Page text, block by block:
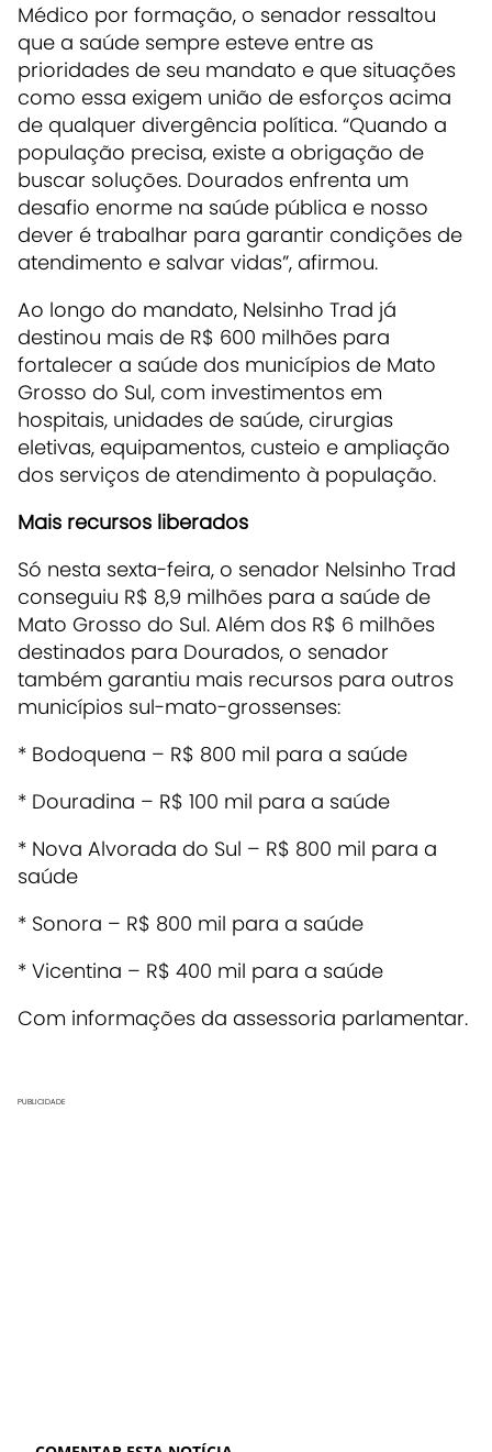
Médico por formação, o senador ressaltou
que a saúde sempre esteve entre as
prioridades de seu mandato e que situações
como essa exigem união de esforços acima
de qualquer divergência política. “Quando a
população precisa, existe a obrigação de
buscar soluções. Dourados enfrenta um
desafio enorme na saúde pública e nosso
dever é trabalhar para garantir condições de
atendimento e salvar vidas”, afirmou.
Ao longo do mandato, Nelsinho Trad já
destinou mais de R$ 600 milhões para
fortalecer a saúde dos municípios de Mato
Grosso do Sul, com investimentos em
hospitais, unidades de saúde, cirurgias
eletivas, equipamentos, custeio e ampliação
dos serviços de atendimento à população.
Mais recursos liberados
Só nesta sexta-feira, o senador Nelsinho Trad
conseguiu R$ 8,9 milhões para a saúde de
Mato Grosso do Sul. Além dos R$ 6 milhões
destinados para Dourados, o senador
também garantiu mais recursos para outros
municípios sul-mato-grossenses:
* Bodoquena – R$ 800 mil para a saúde
* Douradina – R$ 100 mil para a saúde
* Nova Alvorada do Sul – R$ 800 mil para a
saúde
* Sonora – R$ 800 mil para a saúde
* Vicentina – R$ 400 mil para a saúde
Com informações da assessoria parlamentar.
PUBLICIDADE